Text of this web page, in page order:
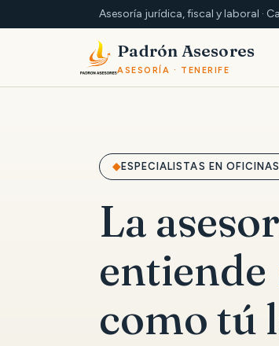
Asesoría jurídica, fiscal y laboral ·
Padrón Asesores
ASESORÍA · TENERIFE
ESPECIALISTAS EN
La
entiende
como tú